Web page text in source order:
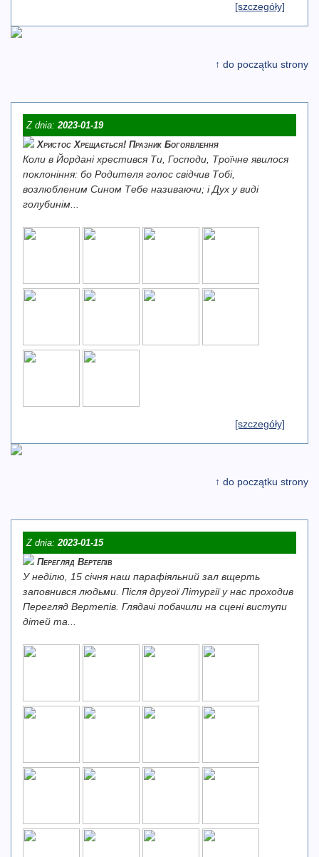
[szczegóły]
↑ do początku strony
Z dnia:2023-01-19
Христос Хрещається! Празник Богоявлення
Коли в Йордані хрестився Ти, Господи, Троїчне явилося
поклоніння: бо Родителя голос свідчив Тобі,
возлюбленим Сином Тебе називаючи; і Дух у виді
голубинім...
[szczegóły]
↑ do początku strony
Z dnia:2023-01-15
Перегляд Вертепів
У неділю, 15 січня наш парафіяльний зал вщерть
заповнився людьми. Після другої Літургії у нас проходив
Перегляд Вертепів. Глядачі побачили на сцені виступи
дітей та...